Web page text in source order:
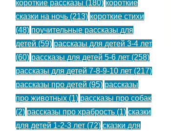
короткие рассказы (180) короткие
сказки на ночь (213) короткие стихи
(48) поучительные рассказы для
детей (59) рассказы для детей 3-4 лет
(60) рассказы для детей 5-6 лет (258)
рассказы для детей 7-8-9-10 лет (217)
рассказы про детей (95) рассказы
про животных (1) рассказы про собак
(2) рассказы про храбрость (1) сказки
для детей 1-2-3 лет (72) сказки для